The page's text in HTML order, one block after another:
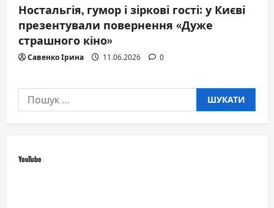
Ностальгія, гумор і зіркові гості: у Києві
презентували повернення «Дуже
страшного кіно»
Савенко Ірина 11.06.2026 0
Пошук:
YouTube